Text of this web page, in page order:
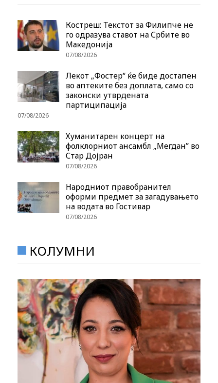
Костреш: Текстот за Филипче не
го одразува ставот на Србите во
Македонија
07/08/2026
Лекот „Фостер“ ќе биде достапен
во аптеките без доплата, само со
законски утврдената
партиципација
07/08/2026
Хуманитарен концерт на
фолклорниот ансамбл „Мегдан” во
Стар Дојран
07/08/2026
Народниот правобранител
оформи предмет за загадувањето
на водата во Гостивар
07/08/2026
КОЛУМНИ